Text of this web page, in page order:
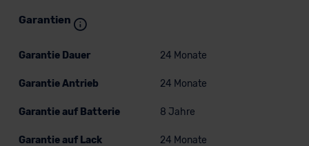
Garantien
Garantie Dauer 24 Monate
Garantie Antrieb 24 Monate
Garantie auf Batterie 8 Jahre
Garantie auf Lack 24 Monate